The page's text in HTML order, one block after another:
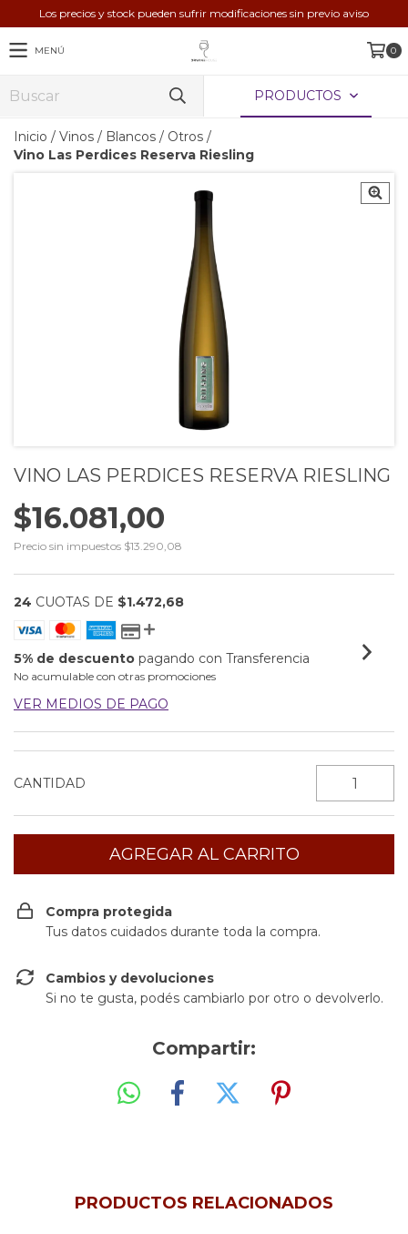
Los precios y stock pueden sufrir modificaciones sin previo aviso
MENÚ 0
PRODUCTOS
Inicio / Vinos / Blancos / Otros /
Vino Las Perdices Reserva Riesling
VINO LAS PERDICES RESERVA RIESLING
$16.081,00
Precio sin impuestos $13.290,08
24 CUOTAS DE $1.472,68
5% de descuento pagando con Transferencia
No acumulable con otras promociones
VER MEDIOS DE PAGO
CANTIDAD
Compra protegida
Tus datos cuidados durante toda la compra.
Cambios y devoluciones
Si no te gusta, podés cambiarlo por otro o devolverlo.
Compartir:
PRODUCTOS RELACIONADOS